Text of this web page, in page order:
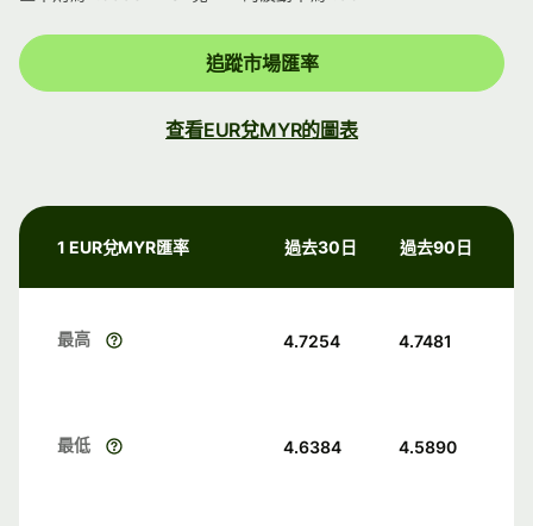
追蹤市場匯率
查看EUR兌MYR的圖表
1 EUR兌MYR匯率 過去30日 過去90日
最高 4.7254 4.7481
最低 4.6384 4.5890